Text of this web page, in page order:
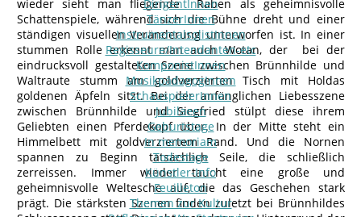
DirigentInnen
TänzerInnen
InstrumentalsolistInnen
Regisseure/Intendanten-etc
KomponistInnen
MusikpädagogInnen
SchauspielerInnen
Jubilaeen
Geburtstage
In memoriam
Todestage
Künstler-Info
Feuilleton
Themen zur Kultur
wieder sieht man fliegende Raben als geheimnisvolle
Schattenspiele, während sich die Bühne dreht und einer
ständigen visuellen Veränderung unterworfen ist. In einer
stummen Rolle erkennt man auch Wotan, der bei der
eindrucksvoll gestalteten Szene zwischen Brünnhilde und
Waltraute stumm am goldverzierten Tisch mit Holdas
goldenen Äpfeln sitzt. Bei der anfänglichen Liebesszene
zwischen Brünnhilde und Siegfried stülpt diese ihrem
Geliebten einen Pferdekopf über. In der Mitte steht ein
Himmelbett mit goldverziertem Rand. Und die Nornen
spannen zu Beginn tatsächlich Seile, die schließlich
zerreissen. Immer wieder taucht eine große und
geheimnisvolle Weltesche auf, die das Geschehen stark
prägt. Die stärksten Szenen finden zuletzt bei Brünnhildes